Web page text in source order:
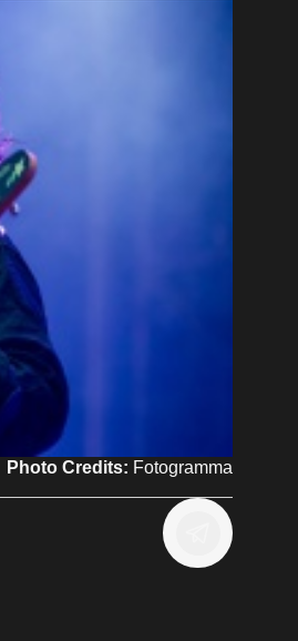
Photo Credits: Fotogramma